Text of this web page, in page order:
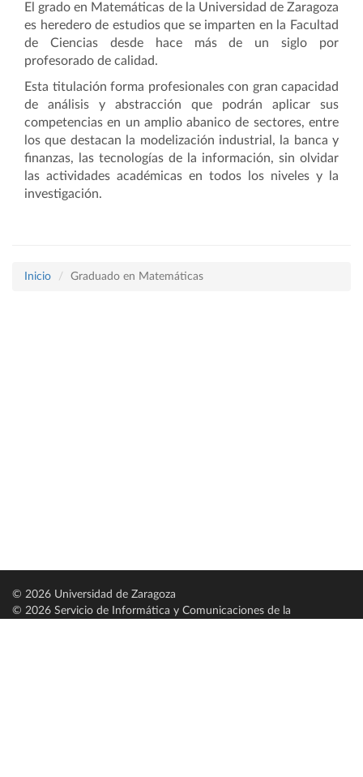
El grado en Matemáticas de la Universidad de Zaragoza
es heredero de estudios que se imparten en la Facultad
de Ciencias desde hace más de un siglo por
profesorado de calidad.
Esta titulación forma profesionales con gran capacidad
de análisis y abstracción que podrán aplicar sus
competencias en un amplio abanico de sectores, entre
los que destacan la modelización industrial, la banca y
finanzas, las tecnologías de la información, sin olvidar
las actividades académicas en todos los niveles y la
investigación.
Inicio Graduado en Matemáticas
© 2026 Universidad de Zaragoza
© 2026 Servicio de Informática y Comunicaciones de la